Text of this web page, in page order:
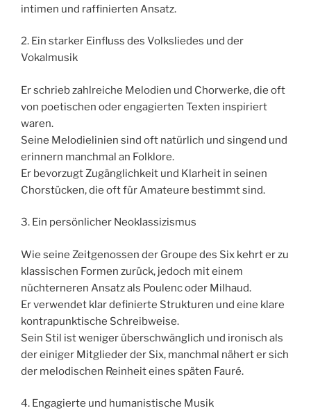
intimen und raffinierten Ansatz.
2. Ein starker Einfluss des Volksliedes und der
Vokalmusik
Er schrieb zahlreiche Melodien und Chorwerke, die oft
von poetischen oder engagierten Texten inspiriert
waren.
Seine Melodielinien sind oft natürlich und singend und
erinnern manchmal an Folklore.
Er bevorzugt Zugänglichkeit und Klarheit in seinen
Chorstücken, die oft für Amateure bestimmt sind.
3. Ein persönlicher Neoklassizismus
Wie seine Zeitgenossen der Groupe des Six kehrt er zu
klassischen Formen zurück, jedoch mit einem
nüchterneren Ansatz als Poulenc oder Milhaud.
Er verwendet klar definierte Strukturen und eine klare
kontrapunktische Schreibweise.
Sein Stil ist weniger überschwänglich und ironisch als
der einiger Mitglieder der Six, manchmal nähert er sich
der melodischen Reinheit eines späten Fauré.
4. Engagierte und humanistische Musik